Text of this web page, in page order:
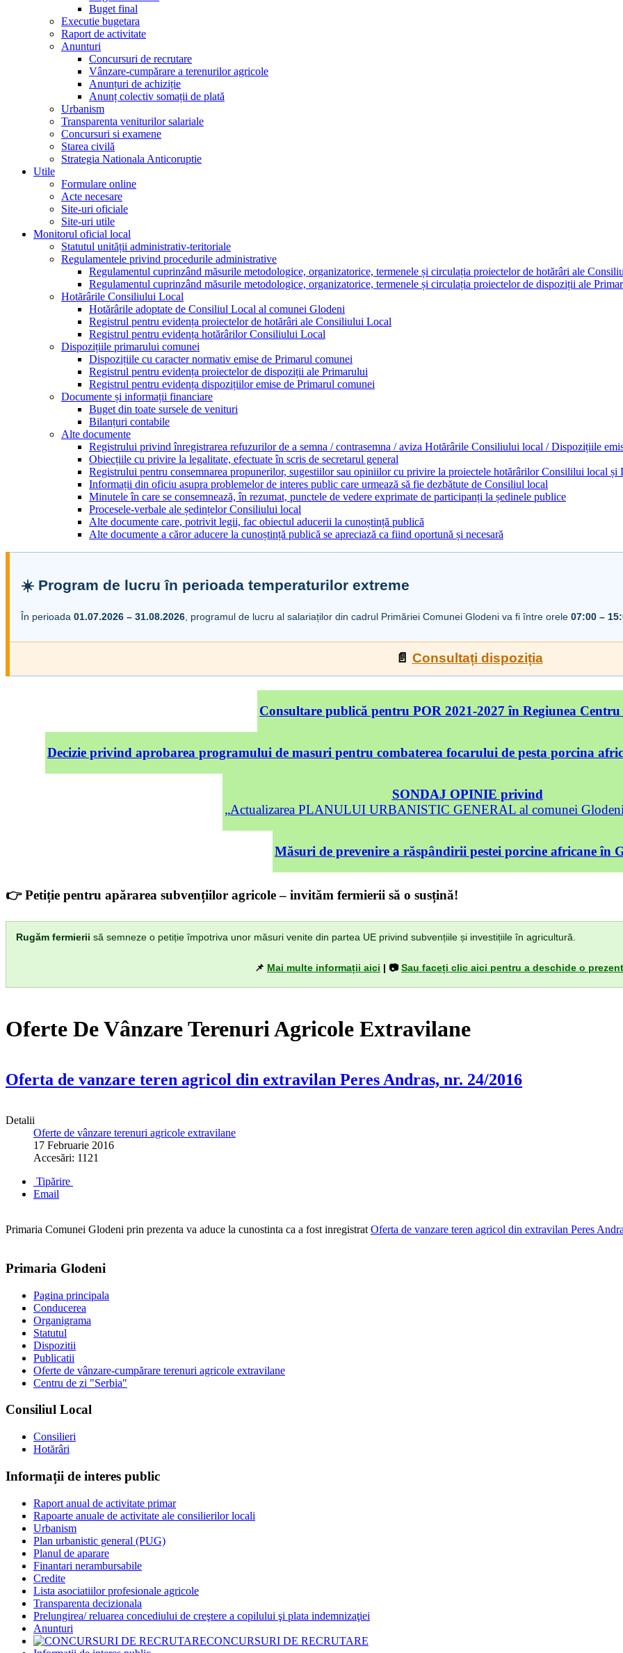
Buget final
Executie bugetara
Raport de activitate
Anunturi
Concursuri de recrutare
Vânzare-cumpărare a terenurilor agricole
Anunțuri de achiziție
Anunț colectiv somații de plată
Urbanism
Transparenta veniturilor salariale
Concursuri si examene
Starea civilă
Strategia Nationala Anticoruptie
Utile
Formulare online
Acte necesare
Site-uri oficiale
Site-uri utile
Monitorul oficial local
Statutul unității administrativ-teritoriale
Regulamentele privind procedurile administrative
Regulamentul cuprinzând măsurile metodologice, organizatorice, termenele și circulația proiectelor de hotărâri ale
Regulamentul cuprinzând măsurile metodologice, organizatorice, termenele și circulația proiectelor de dispoziții ale
Hotărârile Consiliului Local
Hotărârile adoptate de Consiliul Local al comunei Glodeni
Registrul pentru evidența proiectelor de hotărâri ale Consiliului Local
Registrul pentru evidența hotărârilor Consiliului Local
Dispozițiile primarului comunei
Dispozițiile cu caracter normativ emise de Primarul comunei
Registrul pentru evidența proiectelor de dispoziții ale Primarului
Registrul pentru evidența dispozițiilor emise de Primarul comunei
Documente și informații financiare
Buget din toate sursele de venituri
Bilanțuri contabile
Alte documente
Registrului privind înregistrarea refuzurilor de a semna / contrasemna / aviza Hotărârile Consiliului local / Dispozițiile
Obiecțiile cu privire la legalitate, efectuate în scris de secretarul general
Registrului pentru consemnarea propunerilor, sugestiilor sau opiniilor cu privire la proiectele hotărârilor Consililui local
Informații din oficiu asupra problemelor de interes public care urmează să fie dezbătute de Consiliul local
Minutele în care se consemnează, în rezumat, punctele de vedere exprimate de participanți la ședinele publice
Procesele-verbale ale ședințelor Consiliului local
Alte documente care, potrivit legii, fac obiectul aducerii la cunoștință publică
Alte documente a căror aducere la cunoștință publică se apreciază ca fiind oportună și necesară
☀️ Program de lucru în perioada temperaturilor extreme
În perioada 01.07.2026 – 31.08.2026 , programul de lucru al salariaților din cadrul Primăriei Comunei Glodeni va fi între orele 07:00 –
📄 Consultați dispoziția
Consultare publică pentru POR 2021-2027 în Regiunea
Decizie privind aprobarea programului de masuri pentru combaterea focarului de pesta porcina
SONDAJ OPINIE privind
„Actualizarea PLANULUI URBANISTIC GENERAL al comunei
Măsuri de prevenire a răspândirii pestei porcine africane în
👉 Petiție pentru apărarea subvențiilor agricole – invităm fermierii să o susțină!
Rugăm fermierii să semneze o petiție împotriva unor măsuri venite din partea UE privind subvențiile și investițiile în agricultură.
📌 Mai multe informații aici | 📷Sau faceți clic aici pentru a deschide o
Oferte De Vânzare Terenuri Agricole Extravilane
Oferta de vanzare teren agricol din extravilan Peres Andras, nr. 24/2016
Detalii
Oferte de vânzare terenuri agricole extravilane
17 Februarie 2016
Accesări: 1121
Tipărire
Email
Primaria Comunei Glodeni prin prezenta va aduce la cunostinta ca a fost inregistrat Oferta de vanzare teren agricol din extravilan Peres
Primaria Glodeni
Pagina principala
Conducerea
Organigrama
Statutul
Dispozitii
Publicatii
Oferte de vânzare-cumpărare terenuri agricole extravilane
Centru de zi "Serbia"
Consiliul Local
Consilieri
Hotărâri
Informații de interes public
Raport anual de activitate primar
Rapoarte anuale de activitate ale consilierilor locali
Urbanism
Plan urbanistic general (PUG)
Planul de aparare
Finantari nerambursabile
Credite
Lista asociatiilor profesionale agricole
Transparenta decizionala
Prelungirea/ reluarea concediului de creştere a copilului şi plata indemnizaţiei
Anunturi
CONCURSURI DE RECRUTARE